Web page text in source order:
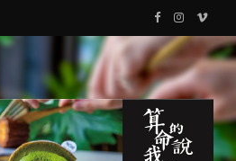
F
a
c
e
I
s
V
i